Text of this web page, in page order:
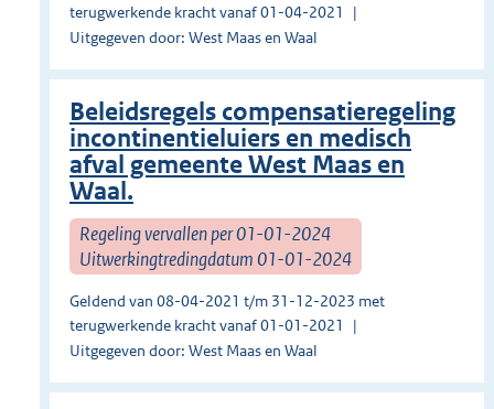
terugwerkende kracht vanaf 01-04-2021
Uitgegeven door: West Maas en Waal
Beleidsregels compensatieregeling
incontinentieluiers en medisch
afval gemeente West Maas en
Waal.
Regeling vervallen per 01-01-2024
Uitwerkingtredingdatum 01-01-2024
Geldend van 08-04-2021 t/m 31-12-2023 met
terugwerkende kracht vanaf 01-01-2021
Uitgegeven door: West Maas en Waal